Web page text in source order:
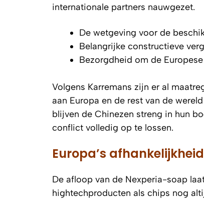
internationale partners nauwgezet.
De wetgeving voor de
Belangrijke constructieve
Bezorgdheid om de
Volgens Karremans zijn er al
aan Europa en de rest van de
blijven de Chinezen streng in hun
conflict volledig op te lossen.
Europa’s
De afloop van de Nexperia-soap
hightechproducten als chips nog